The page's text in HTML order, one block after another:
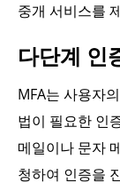
중개 서비스를
다단계 인
MFA는 사용자
법이 필요한 인
메일이나 문자
청하여 인증을